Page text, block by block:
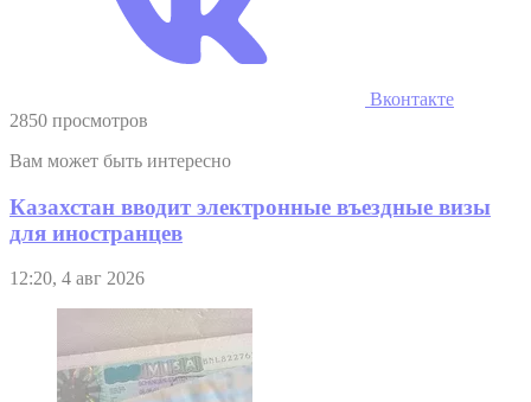
Вконтакте
2850 просмотров
Вам может быть интересно
Казахстан вводит электронные въездные визы
для иностранцев
12:20, 4 авг 2026